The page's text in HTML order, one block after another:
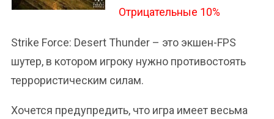
Отрицательные 10%
Strike Force: Desert Thunder – это экшен-FPS
шутер, в котором игроку нужно противостоять
террористическим силам.
Хочется предупредить, что игра имеет весьма